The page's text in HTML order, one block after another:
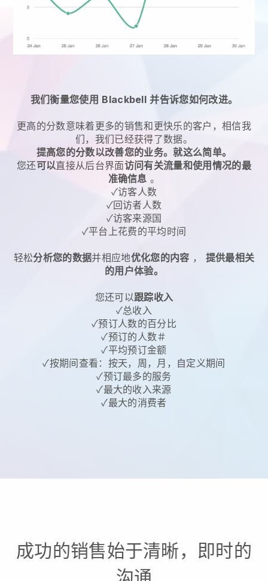
我们衡量您使用 Blackbell 并告诉您如何改进。
更高的分数意味着更多的销售和更快乐的客户，相信我
们，我们已经获得了数据。
提高您的分数以改善您的业务。就这么简单。
您还可以直接从后台界面访问有关流量和使用情况的最
准确信息 。
✓访客人数
✓回访者人数
✓访客来源国
✓平台上花费的平均时间
轻松分析您的数据并相应地优化您的内容 ， 提供最相关
的用户体验。
您还可以跟踪收入
✓总收入
✓预订人数的百分比
✓预订的人数＃
✓平均预订金额
✓按期间查看：按天，周，月，自定义期间
✓预订最多的服务
✓最大的收入来源
✓最大的消费者
成功的销售始于清晰，即时的